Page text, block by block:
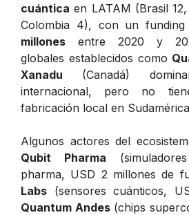
cuántica en LATAM (Brasil
Colombia 4), con un
millones entre 2020 y
globales establecidos como
Xanadu (Canadá)
internacional, pero no
fabricación local en
Algunos actores del
Qubit Pharma
pharma, USD 2 millones de
Labs (sensores cuánticos,
Quantum Andes(chips